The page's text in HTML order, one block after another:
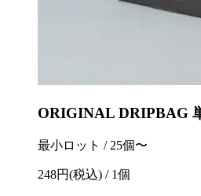
ORIGINAL DRIPBAG
最小ロット / 25個〜
248円(税込) / 1個